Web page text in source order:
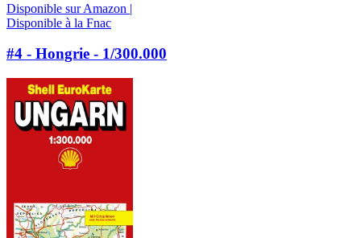
Disponible sur Amazon |
Disponible à la Fnac
#4 - Hongrie - 1/300.000